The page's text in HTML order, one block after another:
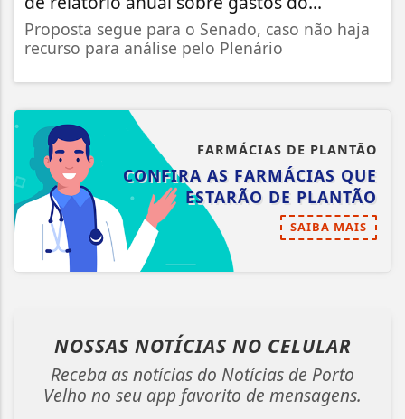
Proposta segue para o Senado, caso não haja
recurso para análise pelo Plenário
FARMÁCIAS DE PLANTÃO
CONFIRA AS FARMÁCIAS QUE
ESTARÃO DE PLANTÃO
SAIBA MAIS
NOSSAS NOTÍCIAS NO CELULAR
Receba as notícias do Notícias de Porto
Velho no seu app favorito de mensagens.